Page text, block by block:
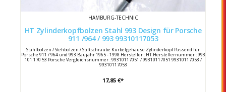
HAMBURG-TECHNIC
HT Zylinderkopfbolzen Stahl 993 Design für Porsche
911 /964 / 993 99310117053
Stahlbolzen / Stehbolzen / Stiftschraube Kurbelgehäuse Zylinderkopf Passend für
Porsche 911 / 964 und 993 Baujahr 1965 - 1998 Hersteller : HT Herstellernummer : 993
101 170 53 Porsche Vergleichsnummer : 99310117051 / 99310117051 99310117053 /
99310117053
17,85 €*